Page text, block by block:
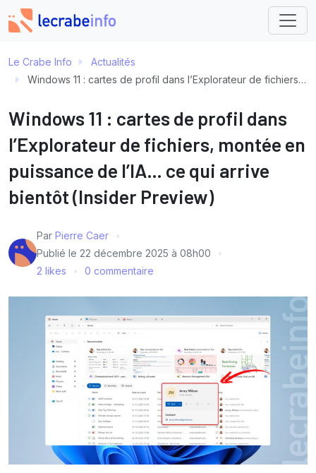
Le Crabe Info
Actualités
Windows 11 : cartes de profil dans l’Explorateur de fichiers, montée en puissance de l’IA… ce qui arrive bientôt (Insider Preview)
Windows 11 : cartes de profil dans
l’Explorateur de fichiers, montée en
puissance de l’IA… ce qui arrive
bientôt (Insider Preview)
Par Pierre Caer
Publié le 22 décembre 2025 à 08h00
2 likes
0 commentaire